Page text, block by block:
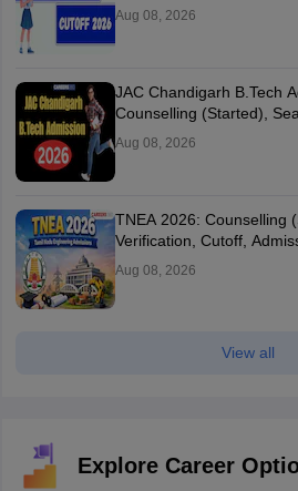
Aug 08, 2026
JAC Chandigarh B.Tech
Counselling (Started),
Aug 08, 2026
TNEA 2026: Counselling
Verification, Cutoff,
Aug 08, 2026
View all
Explore Career